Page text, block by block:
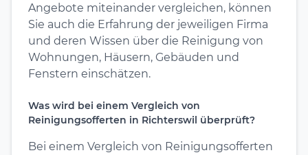
Angebote miteinander vergleichen, können
Sie auch die Erfahrung der jeweiligen Firma
und deren Wissen über die Reinigung von
Wohnungen, Häusern, Gebäuden und
Fenstern einschätzen.
Was wird bei einem Vergleich von
Reinigungsofferten in Richterswil überprüft?
Bei einem Vergleich von Reinigungsofferten